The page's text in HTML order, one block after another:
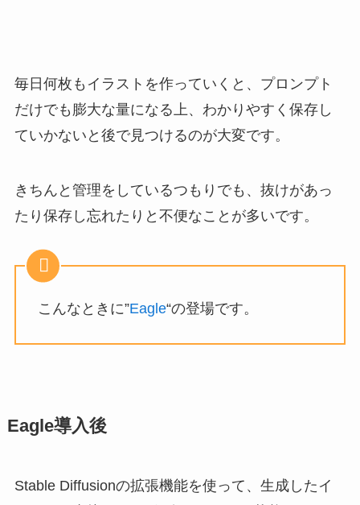
毎日何枚もイラストを作っていくと、プロンプト
だけでも膨大な量になる上、わかりやすく保存し
ていかないと後で見つけるのが大変です。
きちんと管理をしているつもりでも、抜けがあっ
たり保存し忘れたりと不便なことが多いです。
こんなときに”Eagle“の登場です。
Eagle導入後
Stable Diffusionの拡張機能を使って、生成したイ